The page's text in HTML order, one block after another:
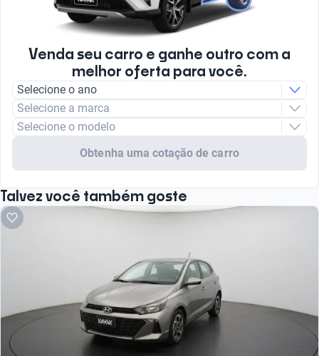
Venda seu carro e ganhe outro com a
melhor oferta para você.
Selecione o ano
Selecione a marca
Selecione o modelo
Obtenha uma cotação de carro
Talvez você também goste